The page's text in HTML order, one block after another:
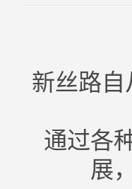
新丝路
通过各
展